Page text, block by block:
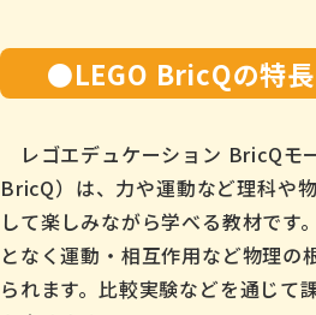
●LEGO BricQの特長
レゴエデュケーション BricQモ
BricQ）は、力や運動など理科や
して楽しみながら学べる教材です
となく運動・相互作用など物理の
られます。比較実験などを通じて